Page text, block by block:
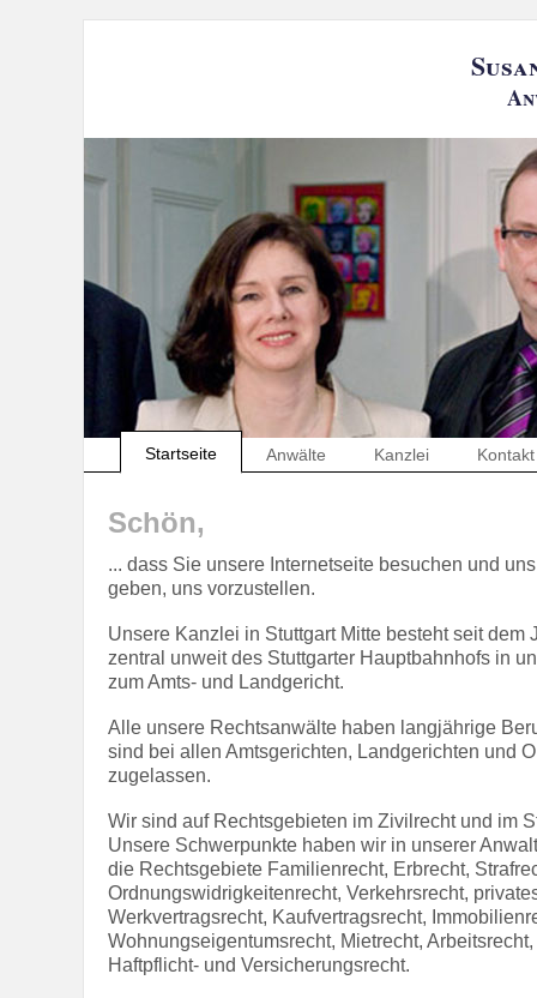
Startseite Anwälte Kanzlei Kontakt
Schön,
... dass Sie unsere Internetseite besuchen und
geben, uns vorzustellen.
Unsere Kanzlei in Stuttgart Mitte besteht seit dem
zentral unweit des Stuttgarter Hauptbahnhofs in
zum Amts- und Landgericht.
Alle unsere Rechtsanwälte haben langjährige
sind bei allen Amtsgerichten, Landgerichten und
zugelassen.
Wir sind auf Rechtsgebieten im Zivilrecht und im
Unsere Schwerpunkte haben wir in unserer
die Rechtsgebiete Familienrecht, Erbrecht,
Ordnungswidrigkeitenrecht, Verkehrsrecht,
Werkvertragsrecht, Kaufvertragsrecht,
Wohnungseigentumsrecht, Mietrecht,
Haftpflicht- und Versicherungsrecht.